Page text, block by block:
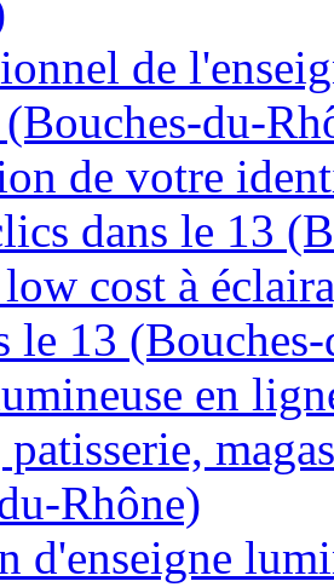
de
du-
de votre
dans le 13
cost à
le 13
en
Rhône)
d'enseigne